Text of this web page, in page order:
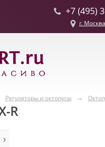
+7 (495)
г.
Регуляторы и октопусы
R